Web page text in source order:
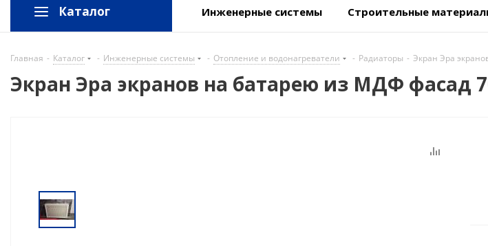
Каталог Инженерные системы Строительные
Главная - Каталог - Инженерные системы - Отопление и водонагреватели - Радиаторы - Экран Эра
Экран Эра экранов на батарею из МДФ фасад